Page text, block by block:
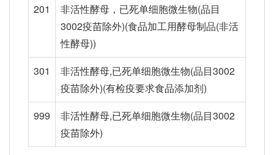
201
非活性酵母，已死单细胞微生物(品目
3002疫苗除外)(食品加工用酵母制品(非活
性酵母))
301
非活性酵母,已死单细胞微生物(品目3002
疫苗除外)(有检疫要求食品添加剂)
999
非活性酵母,已死单细胞微生物(品目3002
疫苗除外)